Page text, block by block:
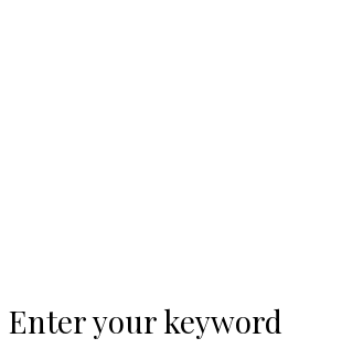
Enter your keyword